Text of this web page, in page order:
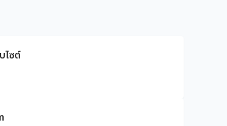
ไซต์